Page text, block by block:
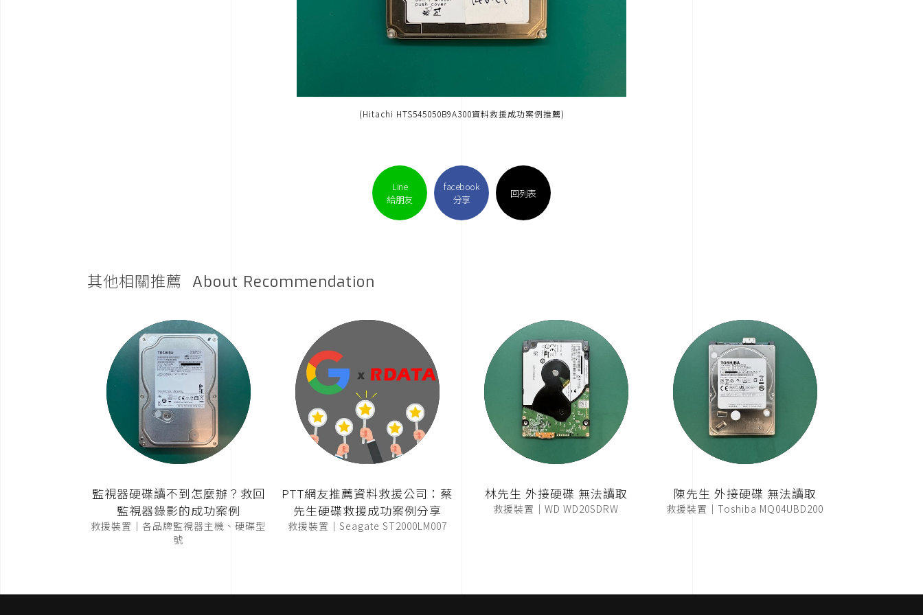
(Hitachi HTS545050B9A300資料救援成功案例推薦)
Line
給朋友
facebook
分享
回列表
其他相關推薦 About Recommendation
監視器硬碟讀不到怎麼辦？救回
監視器錄影的成功案例
救援裝置｜各品牌監視器主機、硬碟型
號
PTT網友推薦資料救援公司：蔡
先生硬碟救援成功案例分享
救援裝置｜Seagate ST2000LM007
林先生 外接硬碟 無法讀取
救援裝置｜WD WD20SDRW
陳先生 外接硬碟 無法讀取
救援裝置｜Toshiba MQ04UBD200